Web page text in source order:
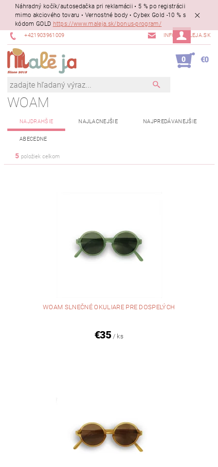
Náhradný kočík/autosedačka pri reklamácii • 5 % po registrácii
mimo akciového tovaru • Vernostné body • Cybex Gold -10 % s
kódom GOLD https://www.maleja.sk/bonus-program/
+421903961009 INFO@MALEJA.SK
0 €0
WOAM
NAJDRAHŠIE NAJLACNEJŠIE NAJPREDÁVANEJŠIE
ABECEDNE
5 položiek celkom
WOAM SLNEČNÉ OKULIARE PRE DOSPELÝCH
€35 / ks